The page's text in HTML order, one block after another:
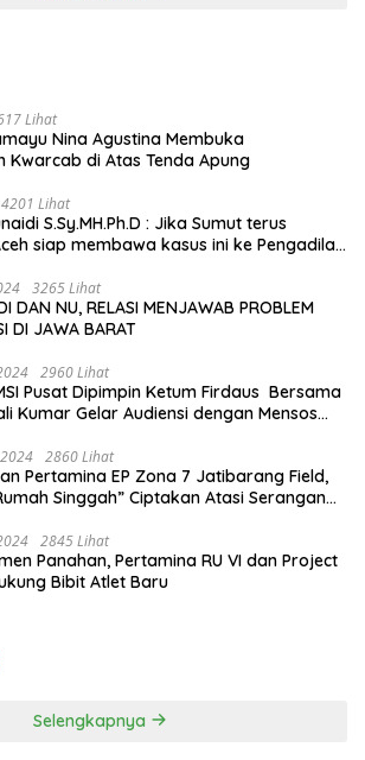
Lihat
Nina Agustina Membuka
Kwarcab di Atas Tenda Apung
4201 Lihat
S.Sy.MH.Ph.D : Jika Sumut terus
siap membawa kasus ini ke Pengadilan
3265 Lihat
DAN NU, RELASI MENJAWAB PROBLEM
DI JAWA BARAT
2960 Lihat
Pusat Dipimpin Ketum Firdaus Bersama
Kumar Gelar Audiensi dengan Mensos
2860 Lihat
Pertamina EP Zona 7 Jatibarang Field,
Singgah” Ciptakan Atasi Serangan
2845 Lihat
Panahan, Pertamina RU VI dan Project
Bibit Atlet Baru
Selengkapnya